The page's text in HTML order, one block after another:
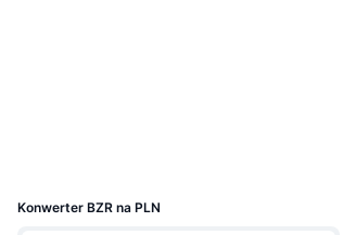
Konwerter BZR na PLN